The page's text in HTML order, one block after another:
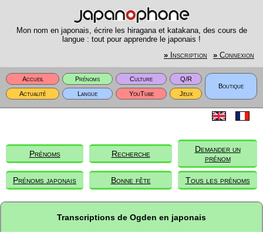
Mon nom en japonais, écrire les hiragana et katakana, des cours de
langue : tout pour apprendre le japonais !
» Inscription » Connexion
Accueil Prénoms Culture
Q/R
Boutique
Actualité
Langue YouTube Jeux
Prénoms Recherche
Demander un
prénom
Prénoms japonais Bonne fête Tous les prénoms
Transcriptions de Ogden en japonais